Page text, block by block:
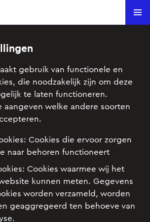
Search
als rekensom
Optica (licht en lenzen) (havo)
rubriek Licht, geluid, straling
gebruik van functionele en
die noodzakelijk zijn om deze
te laten functioneren.
aangeven welke andere soorten
Cookies die ervoor zorgen
naar behoren functioneert
Cookies waarmee wij het
kunnen meten. Gegevens
worden verzameld, worden
geaggregeerd ten behoeve van